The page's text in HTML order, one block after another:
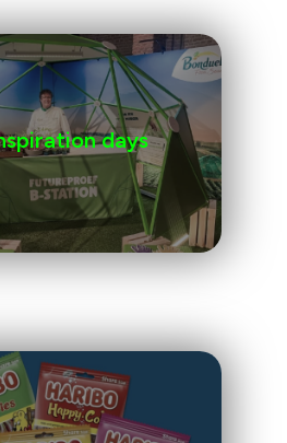
days